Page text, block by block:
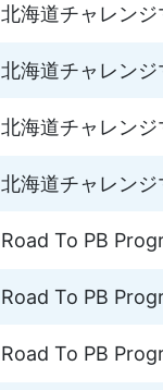
北海道チャレン
北海道チャレン
北海道チャレン
北海道チャレン
Road To PB
Road To PB
Road To PB